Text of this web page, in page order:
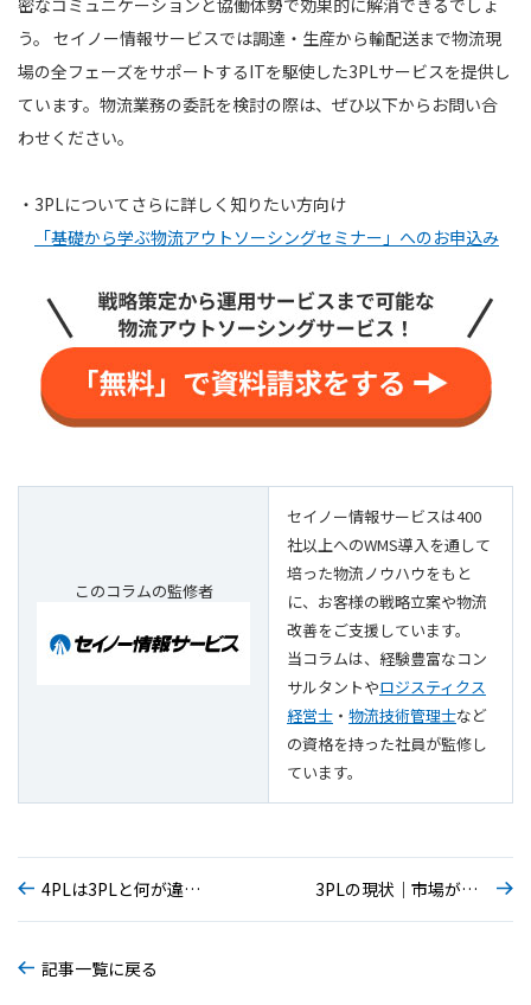
密なコミュニケーションと協働体勢で効果的に解消できるでしょ
う。 セイノー情報サービスでは調達・生産から輸配送まで物流現
場の全フェーズをサポートするITを駆使した3PLサービスを提供し
ています。物流業務の委託を検討の際は、ぜひ以下からお問い合
わせください。
・3PLについてさらに詳しく知りたい方向け
「基礎から学ぶ物流アウトソーシングセミナー」へのお申込み
このコラムの監修者
セイノー情報サービスは400
社以上へのWMS導入を通して
培った物流ノウハウをもと
に、お客様の戦略立案や物流
改善をご支援しています。
当コラムは、経験豊富なコン
サルタントやロジスティクス
経営士 ・ 物流技術管理士など
の資格を持った社員が監修し
ています。
4PLは3PLと何が違う？注目されている理由を解説 3PLの現状｜市場が拡大する背景と導入するメリットを解説
記事一覧に戻る